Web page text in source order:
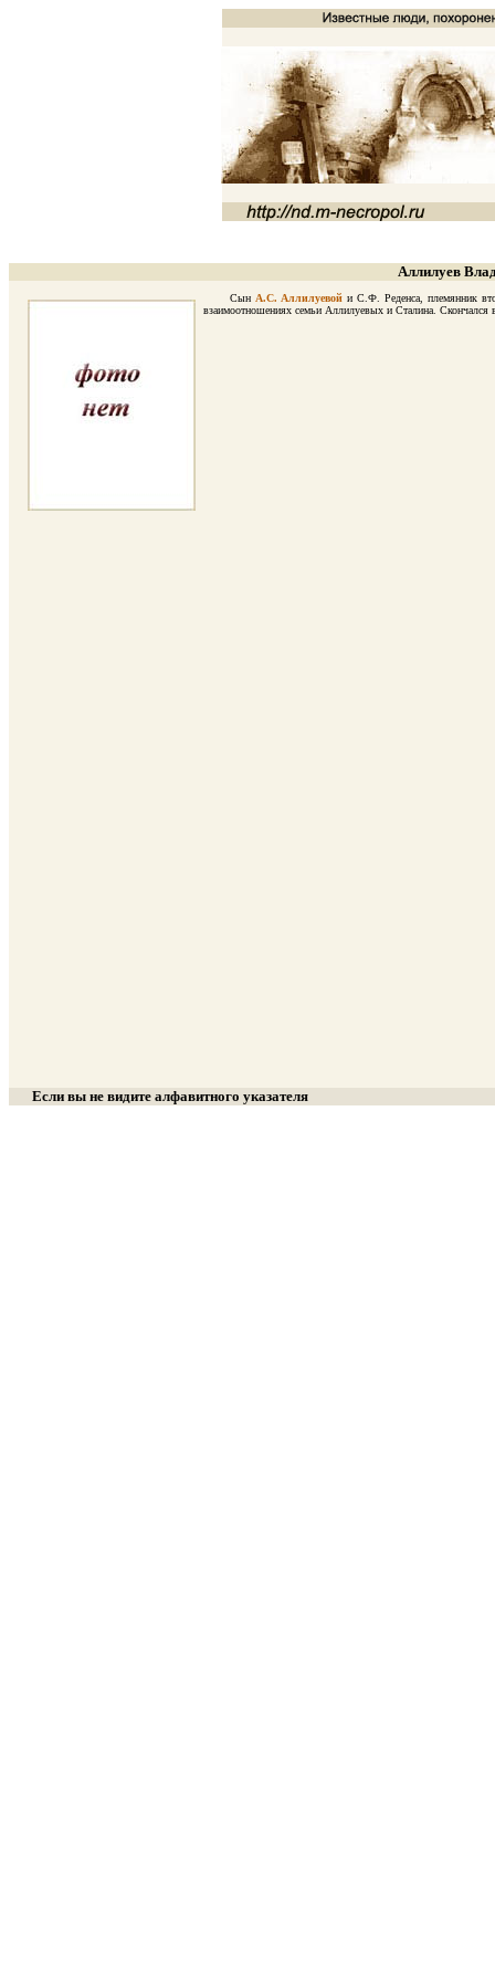
Аллилуев
Сын А.С. Аллилуевой и С.Ф. Реденса, племянник
взаимоотношениях семьи Аллилуевых и Сталина.
Если вы не видите алфавитного указателя